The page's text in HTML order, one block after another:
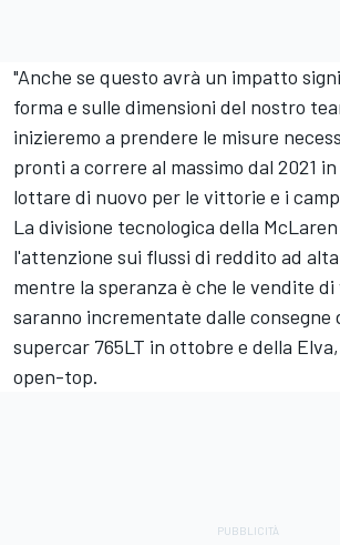
"Anche se questo avrà un impatto
forma e sulle dimensioni del nostro
inizieremo a prendere le misure
pronti a correre al massimo dal 2021
lottare di nuovo per le vittorie e i
La divisione tecnologica della
l'attenzione sui flussi di reddito ad
mentre la speranza è che le vendite
saranno incrementate dalle consegne
supercar 765LT in ottobre e della
open-top.